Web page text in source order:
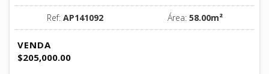
Ref: AP141092 Área: 58.00m²
VENDA
$205,000.00